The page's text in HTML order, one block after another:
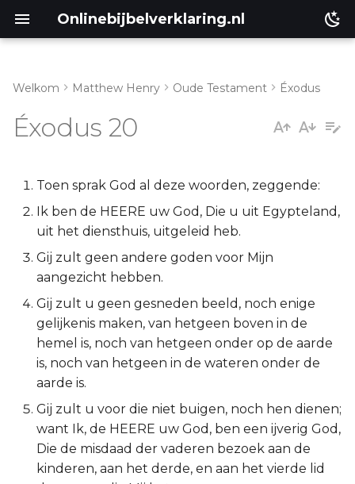
Onlinebijbelverklaring.nl
Exodus 20:12-17
Exodus 20:18-21
Exodus 20:22-26
Lukas
Johannes
Handelingen
Romeinen
1 Korinthe
2 Korinthe
Galaten
Éfeze
Welkom Matthew Henry Oude Testament Éxodus
Éxodus 20
Toen sprak God al deze woorden, zeggende:
Ik ben de HEERE uw God, Die u uit Egypteland,
uit het diensthuis, uitgeleid heb.
Gij zult geen andere goden voor Mijn
aangezicht hebben.
Gij zult u geen gesneden beeld, noch enige
gelijkenis maken, van hetgeen boven in de
hemel is, noch van hetgeen onder op de aarde
is, noch van hetgeen in de wateren onder de
aarde is.
Gij zult u voor die niet buigen, noch hen dienen;
want Ik, de HEERE uw God, ben een ijverig God,
Die de misdaad der vaderen bezoek aan de
kinderen, aan het derde, en aan het vierde lid